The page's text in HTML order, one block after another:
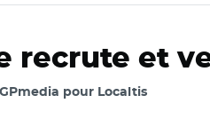
recrute et
pour Localtis